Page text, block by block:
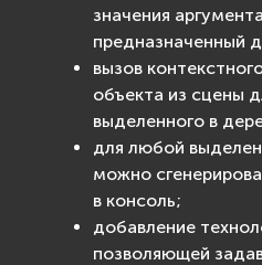
значения
предназначенный
вызов
объекта из сцены
выделенного в
для любой
можно
в консоль;
добавление
позволяющей